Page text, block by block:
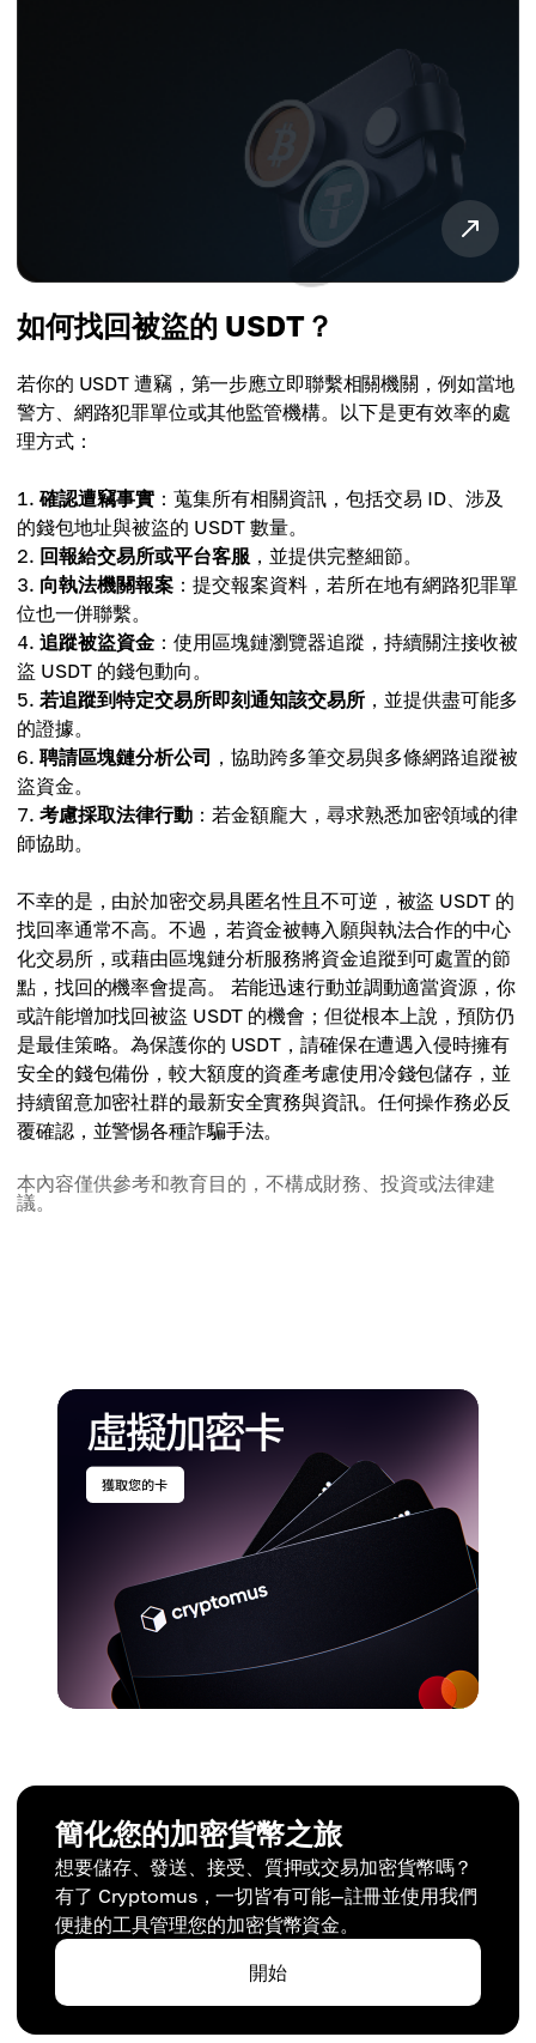
如何找回被盜的 USDT？
若你的 USDT 遭竊，第一步應立即聯繫相關機關，例如當地
警方、網路犯罪單位或其他監管機構。以下是更有效率的處
理方式：
確認遭竊事實 ：蒐集所有相關資訊，包括交易 ID、涉及
的錢包地址與被盜的 USDT 數量。
回報給交易所或平台客服 ，並提供完整細節。
向執法機關報案 ：提交報案資料，若所在地有網路犯罪單
位也一併聯繫。
追蹤被盜資金 ：使用區塊鏈瀏覽器追蹤，持續關注接收被
盜 USDT 的錢包動向。
若追蹤到特定交易所即刻通知該交易所 ，並提供盡可能多
的證據。
聘請區塊鏈分析公司 ，協助跨多筆交易與多條網路追蹤被
盜資金。
考慮採取法律行動 ：若金額龐大，尋求熟悉加密領域的律
師協助。
不幸的是，由於加密交易具匿名性且不可逆，被盜 USDT 的
找回率通常不高。不過，若資金被轉入願與執法合作的中心
化交易所，或藉由區塊鏈分析服務將資金追蹤到可處置的節
點，找回的機率會提高。 若能迅速行動並調動適當資源，你
或許能增加找回被盜 USDT 的機會；但從根本上說，預防仍
是最佳策略。為保護你的 USDT，請確保在遭遇入侵時擁有
安全的錢包備份，較大額度的資產考慮使用冷錢包儲存，並
持續留意加密社群的最新安全實務與資訊。任何操作務必反
覆確認，並警惕各種詐騙手法。
本內容僅供參考和教育目的，不構成財務、投資或法律建
議。
簡化您的加密貨幣之旅
想要儲存、發送、接受、質押或交易加密貨幣嗎？
有了 Cryptomus，一切皆有可能—註冊並使用我們
便捷的工具管理您的加密貨幣資金。
開始